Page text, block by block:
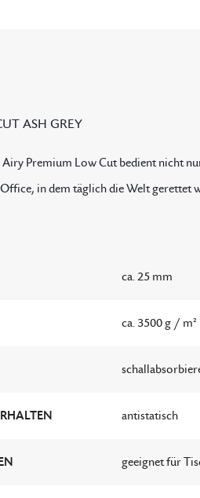
ASH GREY
Premium Low Cut bedient nicht
in dem täglich die Welt gerettet
ca. 25 mm
ca. 3500 g / m²
antistatisch
geeignet für